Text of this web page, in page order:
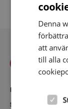
Skåne
Denna
att
till alla